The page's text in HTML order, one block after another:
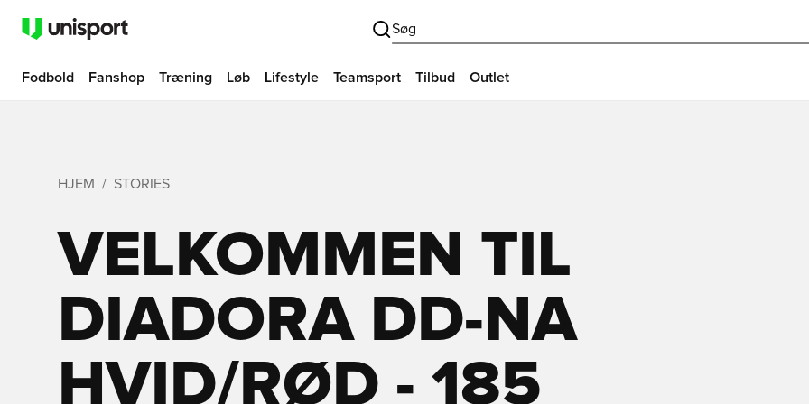
Søg
Fodbold Fanshop Træning Løb Lifestyle Teamsport Tilbud Outlet
HJEM STORIES
VELKOMMEN TIL
DIADORA DD-NA
HVID/RØD - 185